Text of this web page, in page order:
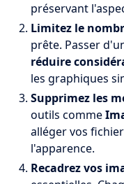
préservant
Limitez le
prête. Passer
réduire
les graphiques
Supprimez les
outils comme
alléger vos
l'apparence.
Recadrez vos